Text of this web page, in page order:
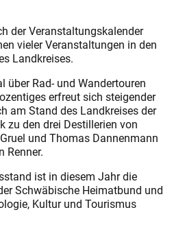
der Veranstaltungskalender
vieler Veranstaltungen in den
Landkreises.
Rad- und Wandertouren
erfreut sich steigender
am Stand des Landkreises der
zu den drei Destillerien von
und Thomas Dannenmann
Renner.
ist in diesem Jahr die
Schwäbische Heimatbund und
Kultur und Tourismus